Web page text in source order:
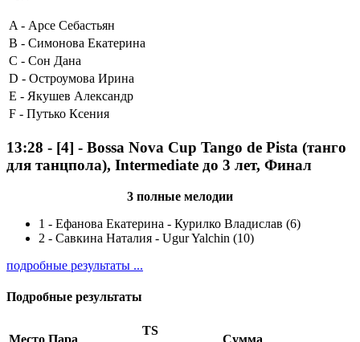
A - Арсе Себастьян
B - Симонова Екатерина
C - Сон Дана
D - Остроумова Ирина
E - Якушев Александр
F - Путько Ксения
13:28 - [4] - Bossa Nova Cup Tango de Pista (танго
для танцпола), Intermediate до 3 лет, Финал
3 полные мелодии
1 - Ефанова Екатерина - Курилко Владислав (6)
2 - Савкина Наталия - Ugur Yalchin (10)
подробные результаты ...
Подробные результаты
TS